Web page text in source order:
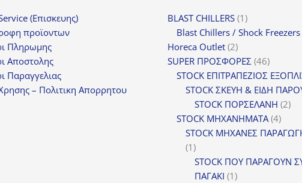
(Επισκευης)
προϊοντων
Πληρωμης
Αποστολης
Παραγγελιας
– Πολιτικη Απορρητου
BLAST CHILLERS 11
προϊόν
Blast Chillers / Shock Freezers
Horeca Outlet 22
προϊόντα
SUPER ΠΡΟΣΦΟΡΕΣ 4646
STOCK ΕΠΙΤΡΑΠΕΖΙΟΣ
STOCK ΣΚΕΥΗ & ΕΙΔΗ
STOCK ΠΟΡΣΕΛΑΝΗ 22
STOCK ΜΗΧΑΝΗΜΑΤΑ 44
STOCK ΜΗΧΑΝΕΣ
11
προϊόν
STOCK ΠΟΥ ΠΑΡΑΓΟΥΝ
ΠΑΓΑΚΙ 11